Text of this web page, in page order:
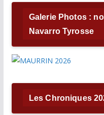
Galerie Photos :
Navarro Tyrosse
Les Chroniques